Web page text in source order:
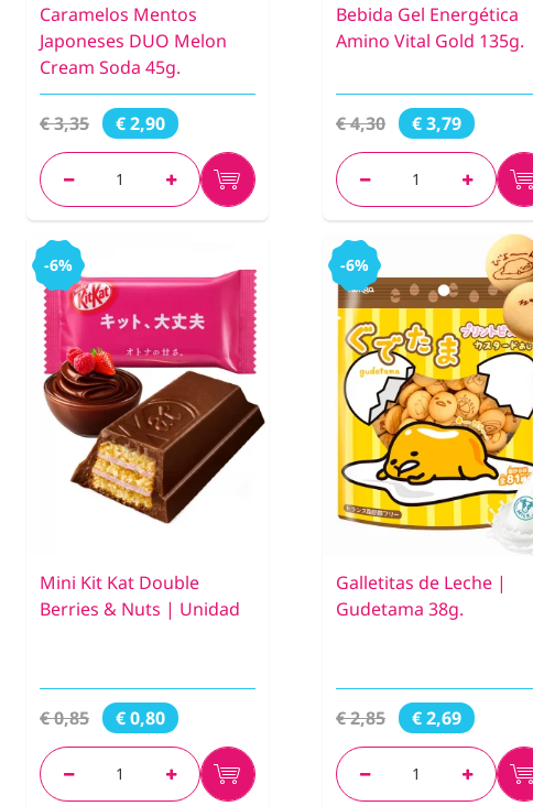
Caramelos Mentos
Japoneses DUO Melon
Cream Soda 45g.
€ 3,35 € 2,90
Bebida Gel Energética
Amino Vital Gold 135g.
€ 4,30 € 3,79
-6%
Mini Kit Kat Double
Berries & Nuts | Unidad
€ 0,85 € 0,80
-6%
Galletitas de Leche |
Gudetama 38g.
€ 2,85 € 2,69